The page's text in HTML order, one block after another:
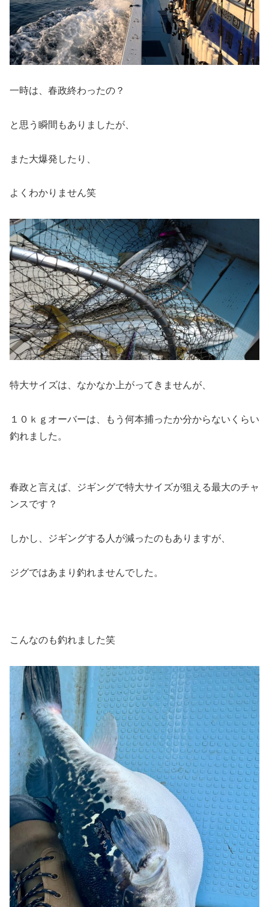
一時は、春政終わったの？
と思う瞬間もありましたが、
また大爆発したり、
よくわかりません笑
特大サイズは、なかなか上がってきませんが、
１０ｋｇオーバーは、もう何本捕ったか分からないくらい
釣れました。
春政と言えば、ジギングで特大サイズが狙える最大のチャ
ンスです？
しかし、ジギングする人が減ったのもありますが、
ジグではあまり釣れませんでした。
こんなのも釣れました笑